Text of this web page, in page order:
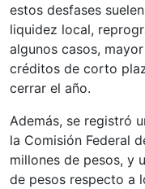
estos desfases
liquidez local,
algunos casos,
créditos de corto
cerrar el año.
Además, se registró
la Comisión Federal
millones de pesos, y
de pesos respecto a